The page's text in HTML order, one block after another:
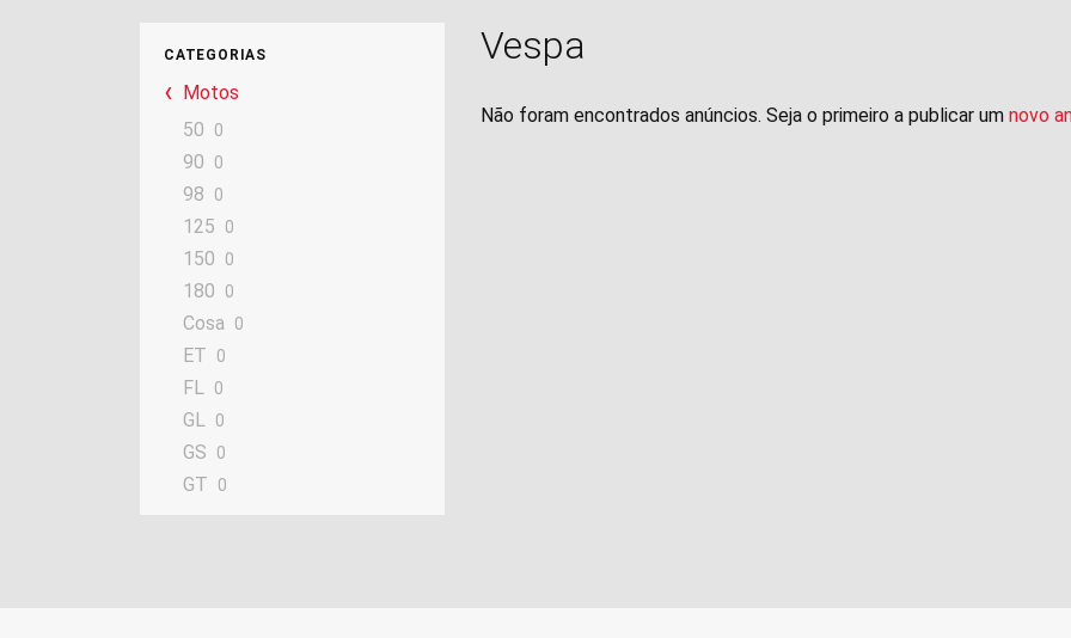
CATEGORIAS
Motos
50
0
90 0
98 0
125 0
150 0
180 0
Cosa 0
ET 0
FL 0
GL 0
GS 0
GT 0
Vespa
Não foram encontrados anúncios. Seja o primeiro a publicar um novo